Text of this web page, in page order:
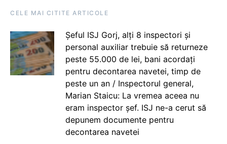
CELE MAI CITITE ARTICOLE
Șeful ISJ Gorj, alți 8 inspectori și
personal auxiliar trebuie să returneze
peste 55.000 de lei, bani acordați
pentru decontarea navetei, timp de
peste un an / Inspectorul general,
Marian Staicu: La vremea aceea nu
eram inspector șef. ISJ ne-a cerut să
depunem documente pentru
decontarea navetei